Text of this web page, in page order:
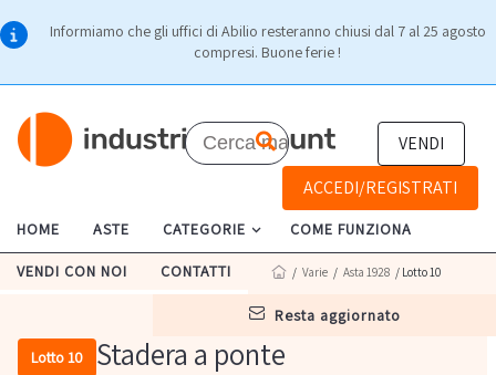
Informiamo che gli uffici di Abilio resteranno chiusi dal 7 al 25 agosto
compresi. Buone ferie !
VENDI
ACCEDI/REGISTRATI
HOME ASTE CATEGORIE COME FUNZIONA
VENDI CON NOI CONTATTI
resta aggiornato
/ Varie / Asta 1928 / Lotto 10
Lotto 10 Stadera a ponte